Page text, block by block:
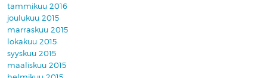
tammikuu 2016
joulukuu 2015
marraskuu 2015
lokakuu 2015
syyskuu 2015
maaliskuu 2015